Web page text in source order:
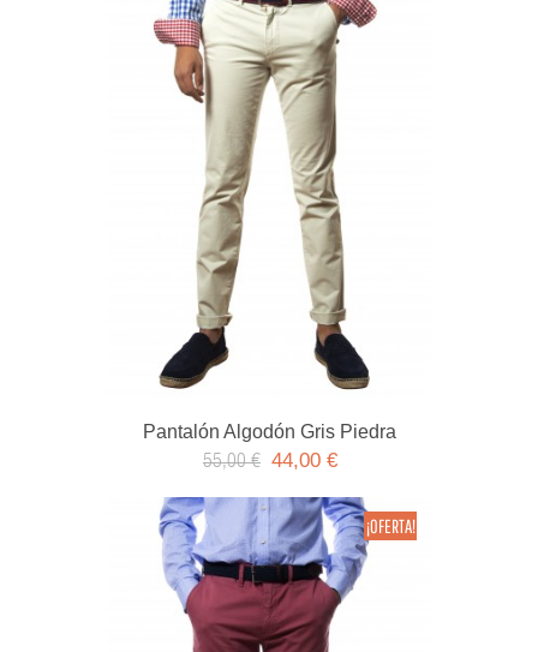
Pantalón Algodón Gris Piedra
55,00 € 44,00 €
¡OFERTA!